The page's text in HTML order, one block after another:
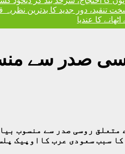
دور جدید کا بدترین نظریہ
کا عندیا
صدر سے
روسی صدر سے منسوب
سبب سعودی عرب کااوپیک